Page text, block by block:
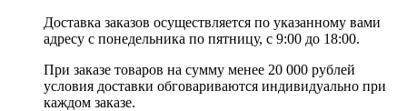
Доставка заказов осуществляется по указанному вами
адресу c понедельника по пятницу, с 9:00 до 18:00.
При заказе товаров на сумму менее 20 000 рублей
условия доставки обговариваются индивидуально при
каждом заказе.